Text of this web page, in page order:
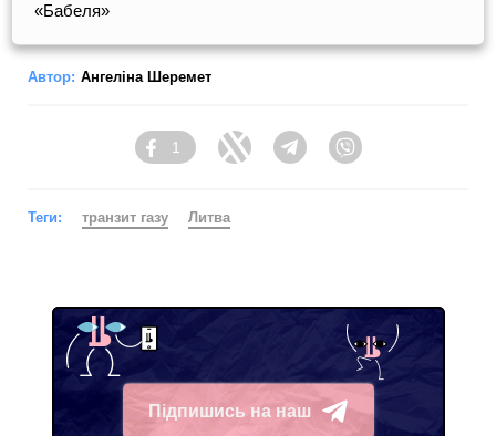
«Бабеля»
Автор: Ангеліна Шеремет
Facebook
1
Twitter Telegram
Теги: транзит газу Литва
Підпишись на наш
Telegram